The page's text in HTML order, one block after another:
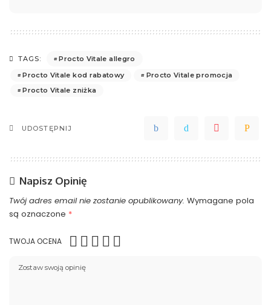
TAGS:
Procto Vitale allegro
Procto Vitale kod rabatowy
Procto Vitale promocja
Procto Vitale zniżka
UDOSTĘPNIJ
Napisz Opinię
Twój adres email nie zostanie opublikowany. Wymagane pola
są oznaczone *
TWOJA OCENA